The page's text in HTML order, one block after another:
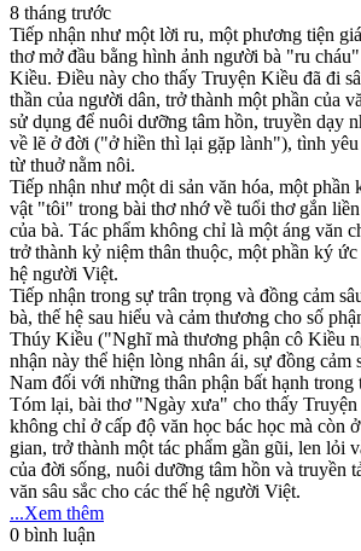
8 tháng trước
Tiếp nhận như một lời ru, một phương tiện
thơ mở đầu bằng hình ảnh người bà "ru
Kiều. Điều này cho thấy Truyện Kiều đã đi
thần của người dân, trở thành một phần của
sử dụng để nuôi dưỡng tâm hồn, truyền dạy
về lẽ ở đời ("ở hiền thì lại gặp lành"), tình
từ thuở nằm nôi.
Tiếp nhận như một di sản văn hóa, một phần
vật "tôi" trong bài thơ nhớ về tuổi thơ gắn
của bà. Tác phẩm không chỉ là một áng văn
trở thành kỷ niệm thân thuộc, một phần ký ức
hệ người Việt.
Tiếp nhận trong sự trân trọng và đồng cảm
bà, thế hệ sau hiểu và cảm thương cho số
Thúy Kiều ("Nghĩ mà thương phận cô Kiều
nhận này thể hiện lòng nhân ái, sự đồng cảm
Nam đối với những thân phận bất hạnh trong
Tóm lại, bài thơ "Ngày xưa" cho thấy
không chỉ ở cấp độ văn học bác học mà còn
gian, trở thành một tác phẩm gần gũi, len lỏi
của đời sống, nuôi dưỡng tâm hồn và truyền
văn sâu sắc cho các thế hệ người Việt.
...Xem thêm
0 bình luận